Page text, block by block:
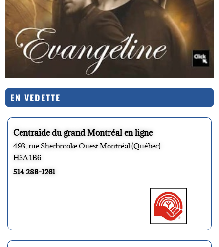
EN VEDETTE
Centraide du grand Montréal en ligne
493, rue Sherbrooke Ouest Montréal (Québec)
H3A 1B6
514 288-1261